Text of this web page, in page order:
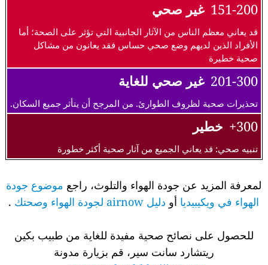
151-200 غير صحي
قد يعاني معظم الناس من الآثار الجانبية التي تؤثر على الصحة؛ أما
الأفراد الذين لديهم وضع صحي حساس فقد يعانون من مشاكل
صحية خطيرة
201-300 غير صحي للغاية
تحذيرات صحية لظروف الطوارئ. من المرجح أن يتأثر جميع السكان.
300+ خطير
تنبيه صحي: قد يعاني الجميع من آثار صحية أكثر خطورة
لمعرفة المزيد عن جودة الهواء والتلوث، راجع موضوع جودة
الهواء في ويكيبيدياأو دليل airnow لجودة الهواء وصحتك .
للحصول على نصائح صحية مفيدة للغاية من طبيب بكين
ريتشارد سانت سير، قم بزيارة مدونة